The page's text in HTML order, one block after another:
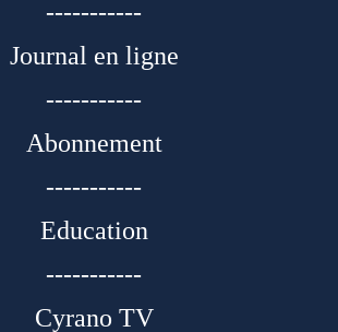
-----------
Journal en ligne
-----------
Abonnement
-----------
Education
-----------
Cyrano TV